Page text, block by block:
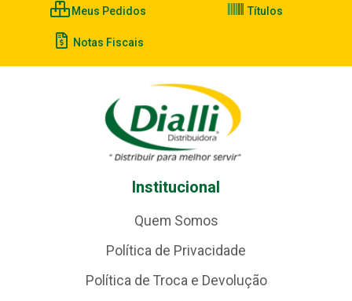
Meus Pedidos Títulos
Notas Fiscais
Institucional
Quem Somos
Política de Privacidade
Política de Troca e Devolução